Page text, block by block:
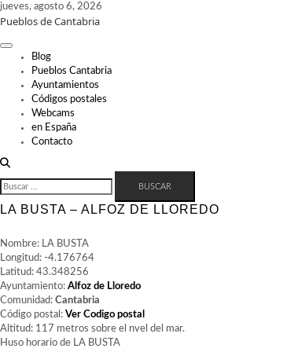
Skip
to
jueves, agosto 6, 2026
Pueblos de Cantabria
Blog
Pueblos Cantabria
Ayuntamientos
Códigos postales
Webcams
en España
Contacto
BUSCAR:
LA BUSTA – ALFOZ DE LLOREDO
Nombre: LA BUSTA
Longitud: -4.176764
Latitud: 43.348256
Ayuntamiento: Alfoz de Lloredo
Comunidad: Cantabria
Código postal: Ver Codigo postal
Altitud: 117 metros sobre el nvel del mar.
Huso horario de LA BUSTA